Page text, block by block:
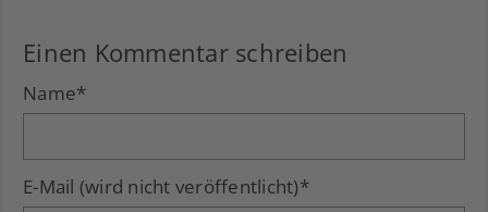
Einen Kommentar schreiben
Name*
E-Mail (wird nicht veröffentlicht)*